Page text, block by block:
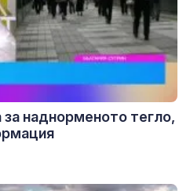
за наднорменото тегло,